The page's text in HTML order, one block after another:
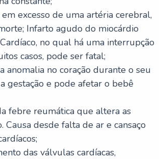
excesso de uma artéria cerebral,
Infarto agudo do miocárdio
no qual há uma interrupção
casos, pode ser fatal;
anomalia no coração durante o seu
gestação e pode afetar o bebê
febre reumática que altera as
desde falta de ar e cansaço
das válvulas cardíacas,